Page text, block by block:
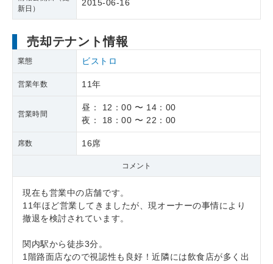
新日）
2015-06-16
売却テナント情報
業態 ビストロ
営業年数 11年
営業時間
昼： 12：00 〜 14：00
夜： 18：00 〜 22：00
席数 16席
コメント
現在も営業中の店舗です。
11年ほど営業してきましたが、現オーナーの事情により
撤退を検討されています。
関内駅から徒歩3分。
1階路面店なので視認性も良好！近隣には飲食店が多く出